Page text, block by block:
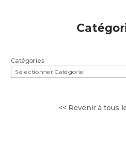
Catégories
<< Revenir à tous